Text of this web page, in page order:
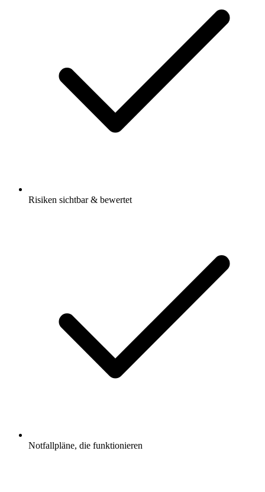
Risiken sichtbar & bewertet
Notfallpläne, die funktionieren